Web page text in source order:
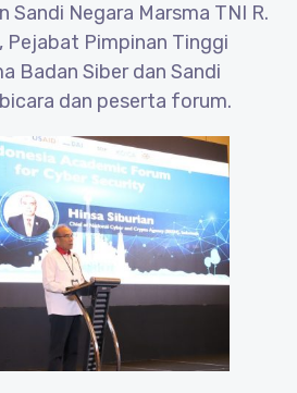
Sandi Negara Marsma TNI R.
Pejabat Pimpinan Tinggi
Badan Siber dan Sandi
dan peserta forum.